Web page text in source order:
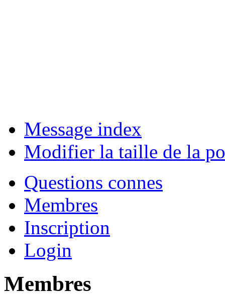
Message index
Modifier la taille de la
Questions connes
Membres
Inscription
Login
Membres